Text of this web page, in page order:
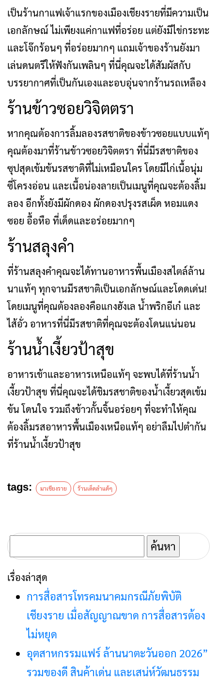
เป็นร้านกาแฟเจ้าแรกของเมืองเชียงรายที่มีความเป็น
เอกลักษณ์ ไม่เพียงแค่กาแฟที่อร่อย แต่ยังมีไข่กระทะ
และโจ๊กร้อนๆ ที่อร่อยมากๆ แถมเจ้าของร้านยังมา
เล่นดนตรีให้ฟังกันเพลินๆ ที่นี่คุณจะได้สัมผัสกับ
บรรยากาศที่เป็นกันเองและอบอุ่นจากร้านรถเหลือง
ร้านข้าวซอยวิจิตตรา
หากคุณต้องการลิ้มลองรสชาติของข้าวซอยแบบแท้ๆ
คุณต้องมาที่ร้านข้าวซอยวิจิตตรา ที่นี่มีรสชาติของ
ซุปสุดเข้มข้นรสชาติที่ไม่เหมือนใคร โดยมีไก่เนื้อนุ่ม
ซี่โครงอ่อน และเนื้อน่องลายเป็นเมนูที่คุณจะต้องลิ้ม
ลอง อีกทั้งยังมีผักดอง ผักดองปรุงรสเผ็ด หอมแดง
ซอย อื้อหือ ที่เด็ดและอร่อยมากๆ
ร้านสลุงคำ
ที่ร้านสลุงคำคุณจะได้ทานอาหารพื้นเมืองสไตล์ล้าน
นาแท้ๆ ทุกจานมีรสชาติเป็นเอกลักษณ์และโดดเด่น!
โดยเมนูที่คุณต้องลองคือแกงฮังเล น้ำพริกอีเก๋ และ
ไส้อั่ว อาหารที่นี่มีรสชาติที่คุณจะต้องโดนแน่นอน
ร้านน้ำเงี้ยวป้าสุข
อาหารเช้าและอาหารเหนือแท้ๆ จะพบได้ที่ร้านน้ำ
เงี้ยวป้าสุข ที่นี่คุณจะได้ชิมรสชาติของน้ำเงี้ยวสุดเข้ม
ข้น โดนใจ รวมถึงข้าวกั้นจิ้นอร่อยๆ ที่จะทำให้คุณ
ต้องลิ้มรสอาหารพื้นเมืองเหนือแท้ๆ อย่าลืมไปตำกัน
ที่ร้านน้ำเงี้ยวป้าสุข
tags: มาเชียงราย ร้านเด็ดลำแต้ๆ
ค้นหา
สำหรับ:
เรื่องล่าสุด
การสื่อสารโทรคมนาคมกรณีภัยพิบัติ
เชียงราย เมื่อสัญญาณขาด การสื่อสารต้อง
ไม่หยุด
อุตสาหกรรมแฟร์ ล้านนาตะวันออก 2026”
รวมของดี สินค้าเด่น และเสน่ห์วัฒนธรรม